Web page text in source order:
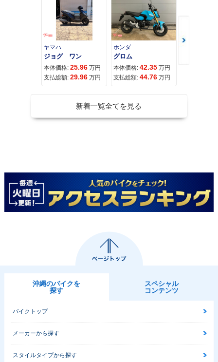
ヤマハ
ジョグ ワン
本体価格: 25.96 万円
支払総額: 29.96 万円
ホンダ
グロム
本体価格: 42.35 万円
支払総額: 44.76 万円
新着一覧全てを見る
沖縄のバイクを
探す
スペシャル
コンテンツ
バイクトップ
メーカーから探す
スタイルタイプから探す